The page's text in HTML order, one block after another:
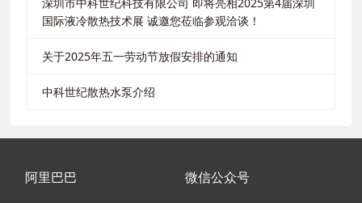
国际液冷散热技术展 诚邀您莅临参观洽谈！
关于2025年五一劳动节放假安排的通知
中科世纪散热水泵介绍
阿里巴巴 微信公众号